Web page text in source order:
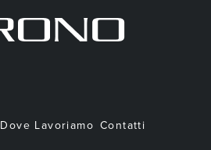
Dove Lavoriamo Contatti